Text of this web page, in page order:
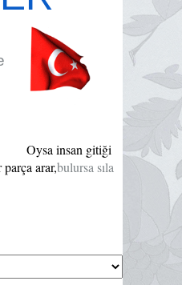
Oysa insan gitiği
arar,bulursa sıla